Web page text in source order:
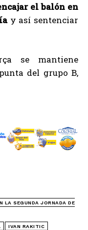
el balón en
y así sentenciar
se mantiene
del grupo B,
LA SEGUNDA JORNADA DE
IVAN RAKITIC